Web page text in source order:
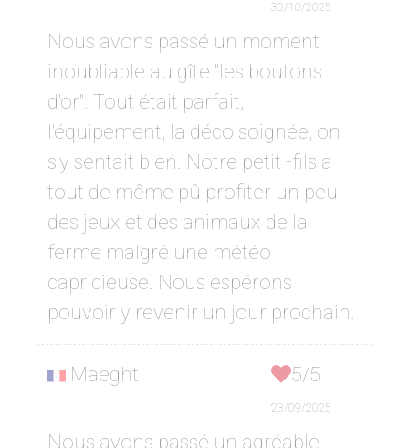
30/10/2025
Nous avons passé un moment
inoubliable au gîte "les boutons
d'or". Tout était parfait,
l'équipement, la déco soignée, on
s'y sentait bien. Notre petit -fils a
tout de même pû profiter un peu
des jeux et des animaux de la
ferme malgré une météo
capricieuse. Nous espérons
pouvoir y revenir un jour prochain.
Maeght 5/5
23/09/2025
Nous avons passé un agréable